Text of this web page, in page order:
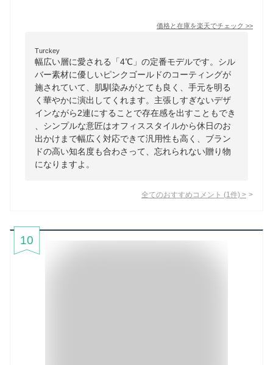
価格と在庫を楽天でチェック >>
Turckey
幅広い層に愛される「4℃」の定番モデルです。シル
バー素材に優しいピンクゴールドのコーティングが
施されていて、肌馴染みがとても良く、手元を明る
く華やかに演出してくれます。主張しすぎないデザ
インながら2連にすることで存在感を出すこともでき
、シンプルな意匠はオフィススタイルから休日のお
出かけまで幅広く対応できて汎用性も高く、ブラン
ドの高い知名度も合わさって、忘れられない贈り物
になりますよ。
全てのおすすめコメント (1 件) >
10